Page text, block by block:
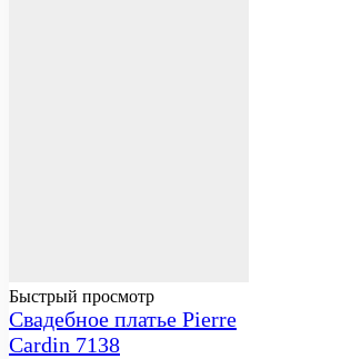
Быстрый просмотр
Свадебное платье Pierre
Cardin 7138